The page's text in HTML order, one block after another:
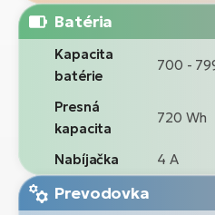
Batéria
Kapacita
batérie
700 -
Presná
kapacita
720 Wh
Nabíjačka 4 A
Prevodovka